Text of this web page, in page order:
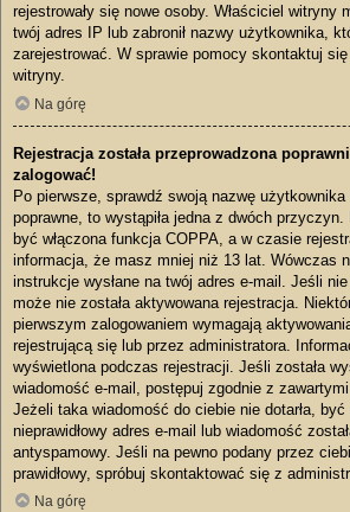
rejestrowały się nowe osoby. Właściciel witryny
twój adres IP lub zabronił nazwy użytkownika,
zarejestrować. W sprawie pomocy skontaktuj
witryny.
Na górę
Rejestracja została przeprowadzona
zalogować!
Po pierwsze, sprawdź swoją nazwę użytkownika
poprawne, to wystąpiła jedna z dwóch
być włączona funkcja COPPA, a w czasie
informacja, że masz mniej niż 13 lat. Wówczas
instrukcje wysłane na twój adres e-mail. Jeśli
może nie została aktywowana rejestracja.
pierwszym zalogowaniem wymagają
rejestrującą się lub przez administratora.
wyświetlona podczas rejestracji. Jeśli została
wiadomość e-mail, postępuj zgodnie z
Jeżeli taka wiadomość do ciebie nie dotarła, być
nieprawidłowy adres e-mail lub wiadomość
antyspamowy. Jeśli na pewno podany przez
prawidłowy, spróbuj skontaktować się z
Na górę